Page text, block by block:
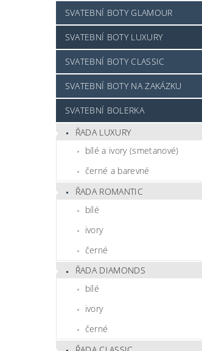
SVATEBNÍ BOTY GLAMOUR
SVATEBNÍ BOTY LUXURY
SVATEBNÍ BOTY CLASSIC
SVATEBNÍ BOTY NA ZAKÁZKU
SVATEBNÍ BOLERKA
ŘADA LUXURY
bílé a ivory (smetanové)
černé a barevné
ŘADA ROMANTIC
bílé
ivory
černé
ŘADA DIAMONDS
bílé
ivory
černé